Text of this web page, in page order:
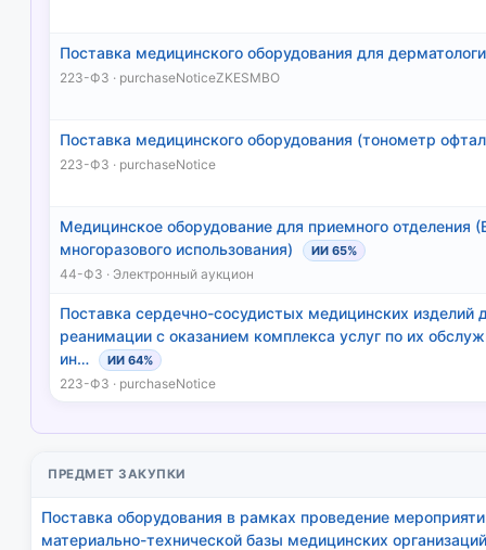
Поставка медицинского оборудования для
223-ФЗ · purchaseNoticeZKESMBO
Поставка медицинского оборудования (тонометр
223-ФЗ · purchaseNotice
Медицинское оборудование для приемного отделения
многоразового использования)
ИИ 65%
44-ФЗ · Электронный аукцион
Поставка сердечно-сосудистых медицинских изделий
реанимации с оказанием комплекса услуг по их
ин…
ИИ 64%
223-ФЗ · purchaseNotice
ПРЕДМЕТ ЗАКУПКИ
Поставка оборудования в рамках проведение
материально-технической базы медицинских